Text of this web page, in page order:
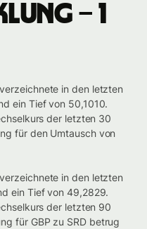
– 1
in den letzten
ein Tief von 50,1010.
der letzten 30
für den Umtausch von
in den letzten
ein Tief von 49,2829.
der letzten 90
für GBP zu SRD betrug